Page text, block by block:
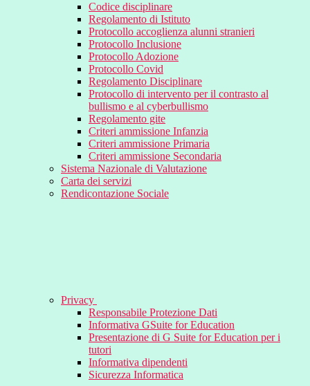
Codice disciplinare
Regolamento di Istituto
Protocollo accoglienza alunni stranieri
Protocollo Inclusione
Protocollo Adozione
Protocollo Covid
Regolamento Disciplinare
Protocollo di intervento per il contrasto al
bullismo e al cyberbullismo
Regolamento gite
Criteri ammissione Infanzia
Criteri ammissione Primaria
Criteri ammissione Secondaria
Sistema Nazionale di Valutazione
Carta dei servizi
Rendicontazione Sociale
Privacy
Responsabile Protezione Dati
Informativa GSuite for Education
Presentazione di G Suite for Education per i
tutori
Informativa dipendenti
Sicurezza Informatica